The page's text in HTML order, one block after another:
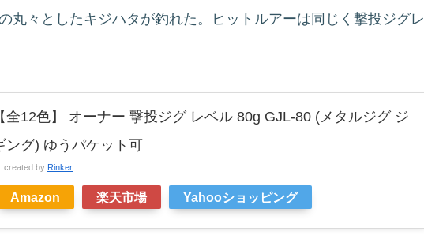
丸々としたキジハタが釣れた。ヒットルアーは同じく撃投ジグレ
【全12色】 オーナー 撃投ジグ レベル 80g GJL-80 (メタルジグ ジ
ング) ゆうパケット可
created by Rinker
Amazon 楽天市場 Yahooショッピング